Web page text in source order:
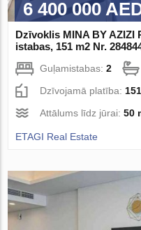
6 400 000
Dzīvoklis MINA BY AZIZI
istabas, 151 m2 Nr.
Guļamistabas:2
Dzīvojamā platība:
Attālums līdz jūrai:50
ETAGI Real Estate